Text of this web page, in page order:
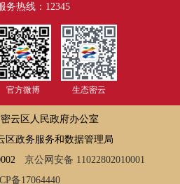
务热线：12345
官方微博 生态密云
云区人民政府办公室
区政务服务和数据管理局
京公网安备 11022802010001
备17064440